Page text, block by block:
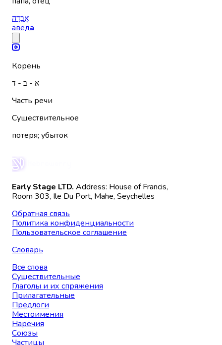
אֲבֵדָה
аведа
Корень
א - ב - ד
Часть речи
Существительное
потеря; убыток
Early Stage LTD. Address: House of Francis,
Room 303, Ile Du Port, Mahe, Seychelles
Обратная связь
Политика конфиденциальности
Пользовательское соглашение
Словарь
Все слова
Существительные
Глаголы и их спряжения
Прилагательные
Предлоги
Местоимения
Наречия
Союзы
Частицы